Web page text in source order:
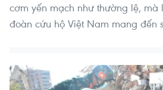
cơm yến mạch như thường lệ,
đoàn cứu hộ Việt Nam mang đến